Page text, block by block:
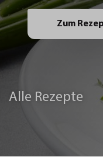
Zum
Alle Rezepte